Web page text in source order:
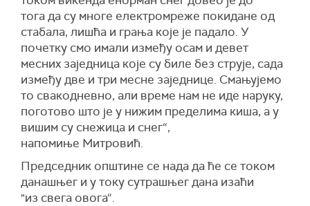
тога да су многе електромреже покидане од
стабала, лишћа и грања које је падало. У
почетку смо имали између осам и девет
месних заједница које су биле без струје, сада
измеђудве и три месне заједнице. Смањујемо
то свакодневно, али време нам не иде наруку,
поготово што је у нижим пределима киша, а у
вишим су снежица и снег“,
напомиње Митровић.
Председник општине се надада ће се током
данашњег и у току сутрашњегдана изаћи
"из свега овога“.